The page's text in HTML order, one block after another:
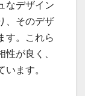
なデザイン
、そのデザ
す。これら
が良く、
ます。